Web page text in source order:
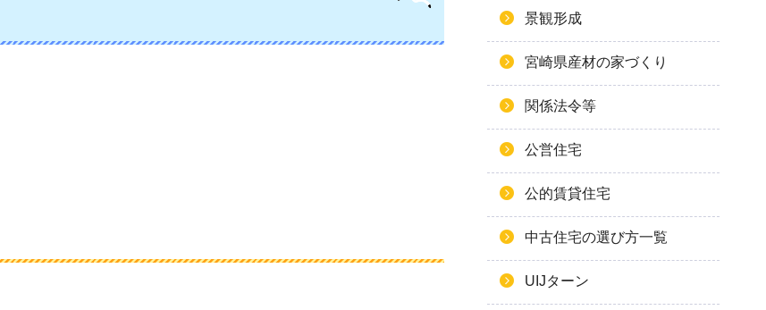
景観形成
宮崎県産材の家づくり
関係法令等
公営住宅
公的賃貸住宅
中古住宅の選び方一覧
UIJターン